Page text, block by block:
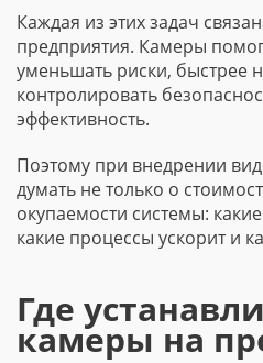
Каждая из этих задач
предприятия. Камеры
уменьшать риски, быстрее
контролировать
эффективность.
Поэтому при внедрении
думать не только о
окупаемости системы:
какие процессы ускорит и
Где
камеры на